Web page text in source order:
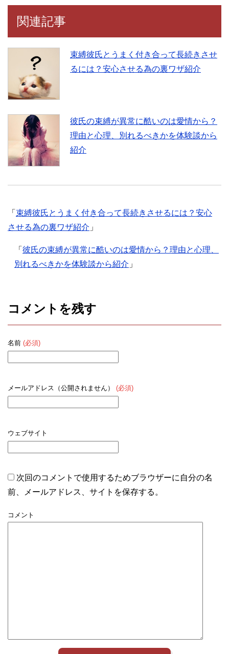
関連記事
束縛彼氏とうまく付き合って長続きさせ
るには？安心させる為の裏ワザ紹介
彼氏の束縛が異常に酷いのは愛情から？
理由と心理、別れるべきかを体験談から
紹介
「 束縛彼氏とうまく付き合って長続きさせるには？安心
させる為の裏ワザ紹介 」
「 彼氏の束縛が異常に酷いのは愛情から？理由と心理、
別れるべきかを体験談から紹介 」
コメントを残す
名前 (必須)
メールアドレス（公開されません） (必須)
ウェブサイト
次回のコメントで使用するためブラウザーに自分の名
前、メールアドレス、サイトを保存する。
コメント